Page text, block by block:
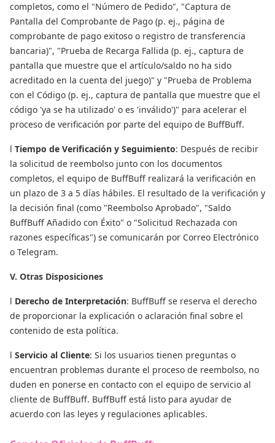
completos, como el "Número de Pedido", "Captura de
Pantalla del Comprobante de Pago (p. ej., página de
comprobante de pago exitoso o registro de transferencia
bancaria)", "Prueba de Recarga Fallida (p. ej., captura de
pantalla que muestre que el artículo/saldo no ha sido
acreditado en la cuenta del juego)" y "Prueba de Problema
con el Código (p. ej., captura de pantalla que muestre que el
código 'ya se ha utilizado' o es 'inválido')" para acelerar el
proceso de verificación por parte del equipo de BuffBuff.
l Tiempo de Verificación y Seguimiento: Después de recibir
la solicitud de reembolso junto con los documentos
completos, el equipo de BuffBuff realizará la verificación en
un plazo de 3 a 5 días hábiles. El resultado de la verificación y
la decisión final (como "Reembolso Aprobado", "Saldo
BuffBuff Añadido con Éxito" o "Solicitud Rechazada con
razones específicas") se comunicarán por Correo Electrónico
o Telegram.
V. Otras Disposiciones
l Derecho de Interpretación: BuffBuff se reserva el derecho
de proporcionar la explicación o aclaración final sobre el
contenido de esta política.
l Servicio al Cliente: Si los usuarios tienen preguntas o
encuentran problemas durante el proceso de reembolso, no
duden en ponerse en contacto con el equipo de servicio al
cliente de BuffBuff. BuffBuff está listo para ayudar de
acuerdo con las leyes y regulaciones aplicables.